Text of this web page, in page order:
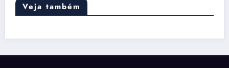
Veja também